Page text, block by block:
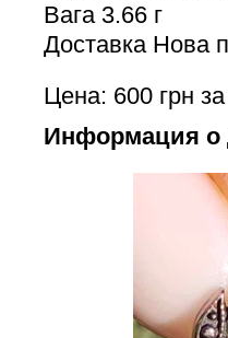
Вага 3.66 г
Доставка Нова
Цена: 600 грн
Информация о